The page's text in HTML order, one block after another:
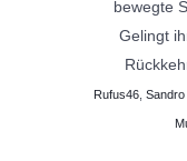
bewegte
Gelingt
Rufus46